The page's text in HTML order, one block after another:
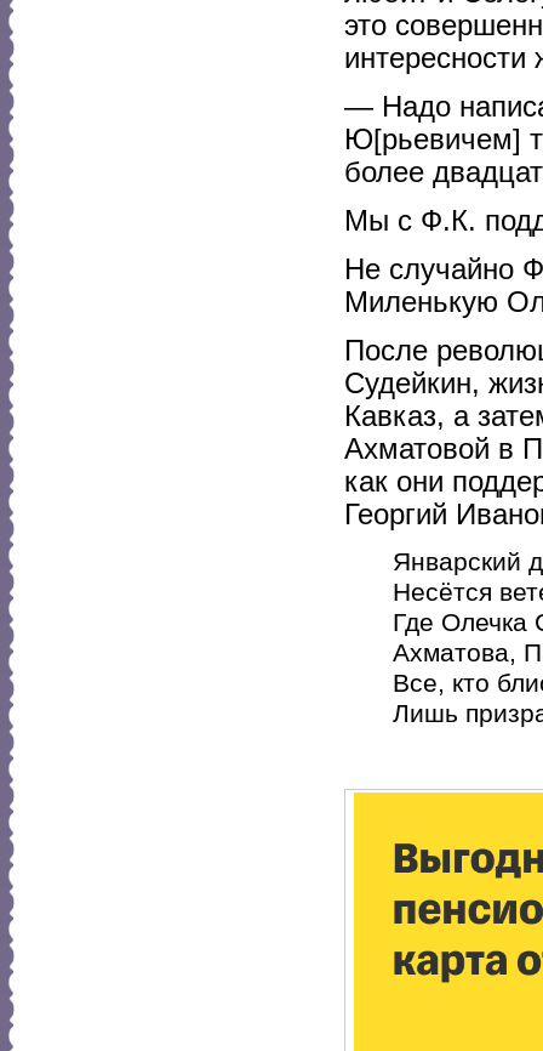
это
— Надо
Ю[рьевичем]
более
Мы с Ф.К.
Не случайно
Миленькую
После
Судейкин,
Кавказ, а
Ахматовой в
как они
Георгий
Январский
Несётся
Где Олечка
Ахматова,
Все, кто
Лишь